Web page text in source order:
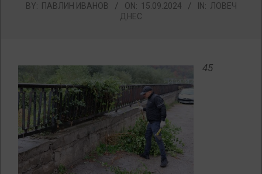
BY: ПАВЛИН ИВАНОВ ON: 15.09.2024 IN: ЛОВЕЧ
ДНЕС
45